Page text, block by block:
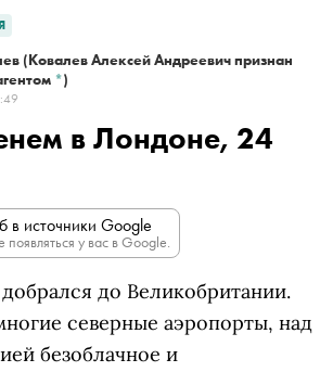
(Ковалев Алексей Андреевич признан
*)
в Лондоне, 24
в источники Google
у вас в Google.
добрался до Великобритании.
северные аэропорты, над
безоблачное и